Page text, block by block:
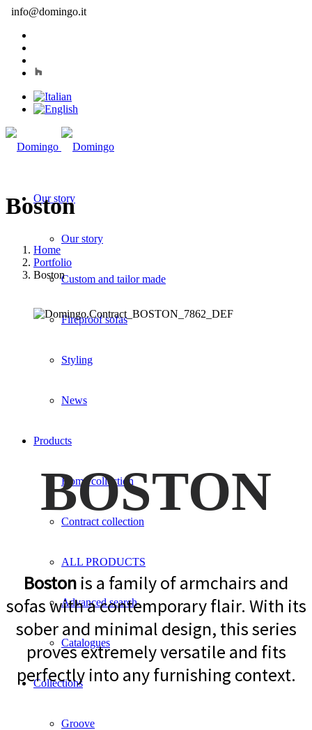
info@domingo.it
Our story
Our story
Custom and tailor made
Fireproof sofas
Styling
News
Products
Home collection
Contract collection
ALL PRODUCTS
Advanced search
Catalogues
Collections
Groove
Boston
Home
Portfolio
Boston
BOSTON
Boston is a family of armchairs and
sofas with a contemporary flair. With its
sober and minimal design, this series
proves extremely versatile and fits
perfectly into any furnishing context.